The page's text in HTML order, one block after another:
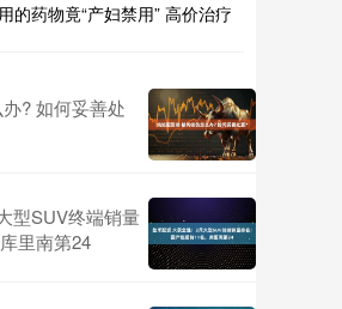
的药物竟“产妇禁用” 高价治疗
? 如何妥善处
型SUV终端销量
里南第24